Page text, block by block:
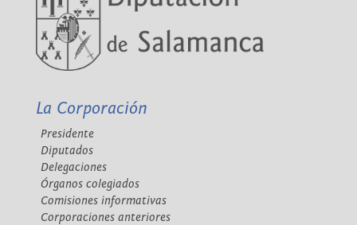
La Corporación
Presidente
Diputados
Delegaciones
Órganos colegiados
Comisiones informativas
Corporaciones anteriores